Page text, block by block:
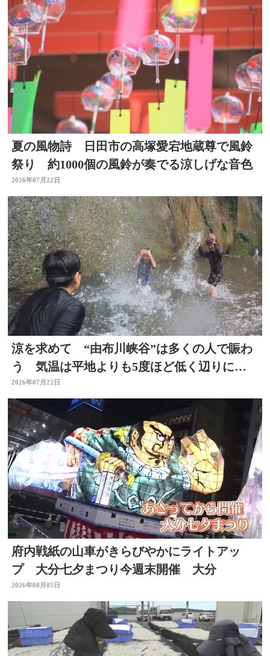
夏の風物詩 日田市の高塚愛宕地蔵尊で風鈴
祭り 約1000個の風鈴が奏でる涼しげな音色
2026年07月22日
涼を求めて “由布川峡谷”は多くの人で賑わ
う 気温は平地よりも5度ほど低く辺りには
涼しい風も 大分
2026年07月22日
府内戦紙の山車がきらびやかにライトアッ
プ 大分七夕まつり今週末開催 大分
2026年08月05日